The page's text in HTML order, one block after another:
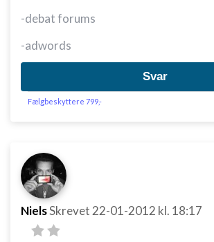
-debat forums
-adwords
Svar
Fælgbeskyttere 799,-
NielsSkrevet 22-01-2012 kl. 18:17